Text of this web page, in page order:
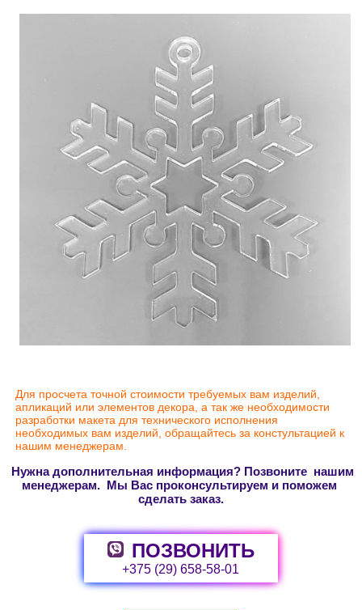
Для просчета точной стоимости требуемых вам изделий,
апликаций или элементов декора, а так же необходимости
разработки макета для технического исполнения
необходимых вам изделий, обращайтесь за констультацией к
нашим менеджерам.
Нужна дополнительная информация? Позвоните нашим
менеджерам. Мы Вас проконсультируем и поможем
сделать заказ.
ПОЗВОНИТЬ
+375 (29) 658-58-01